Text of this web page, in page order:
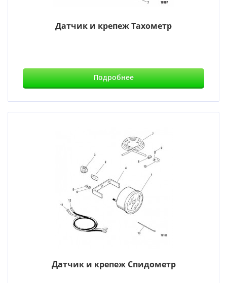
Датчик и крепеж Тахометр
Подробнее
Датчик и крепеж Спидометр